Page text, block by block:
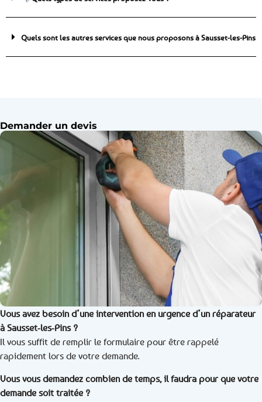
Quels sont les autres services que nous proposons à Sausset-les-Pins
Demander un devis
Vous avez besoin d’une intervention en urgence d’un réparateur
à Sausset-les-Pins ?
Il vous suffit de remplir le formulaire pour être rappelé
rapidement lors de votre demande.
Vous vous demandez combien de temps, il faudra pour que votre
demande soit traitée ?